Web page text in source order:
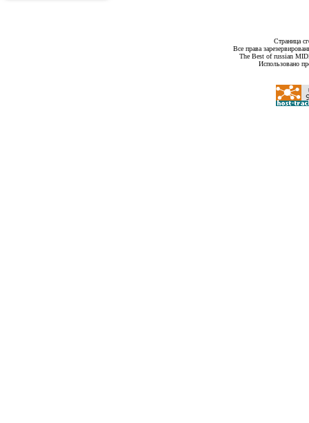
Страница
Все права
The Best of russian
Использовано